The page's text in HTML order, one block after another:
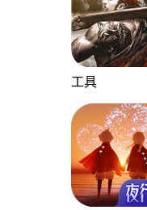
工具